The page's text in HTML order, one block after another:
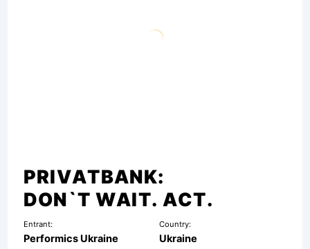
PRIVATBANK:
DON`T WAIT. ACT.
Entrant:
Performics Ukraine
Country:
Ukraine